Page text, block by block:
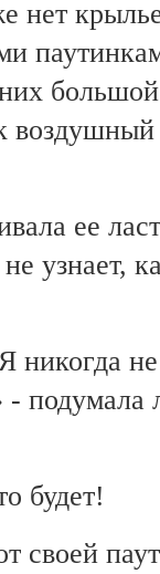
нет
воздушный
ее
узнает,
никогда
- подумала
будет!
своей